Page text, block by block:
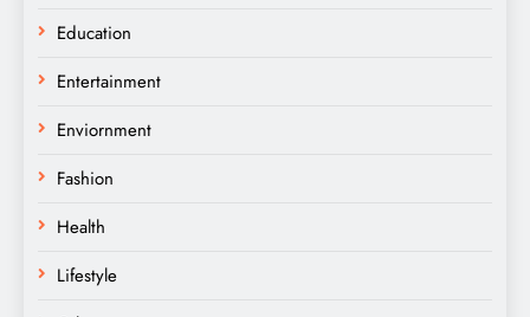
Education
Entertainment
Enviornment
Fashion
Health
Lifestyle